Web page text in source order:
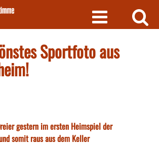
Sportfoto aus
gestern im ersten Heimspiel der
somit raus aus dem Keller